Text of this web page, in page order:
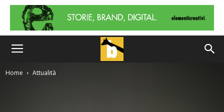
Home Attualità